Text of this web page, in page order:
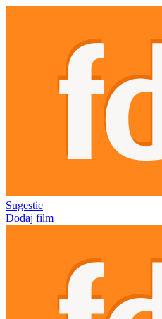
Sugestie
Dodaj film